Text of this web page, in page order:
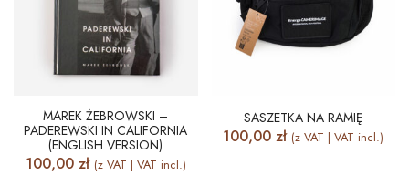
MAREK ŻEBROWSKI –
PADEREWSKI IN CALIFORNIA
(ENGLISH VERSION)
100,00 zł (z VAT | VAT incl.)
SASZETKA NA RAMIĘ
100,00zł (z VAT | VAT incl.)